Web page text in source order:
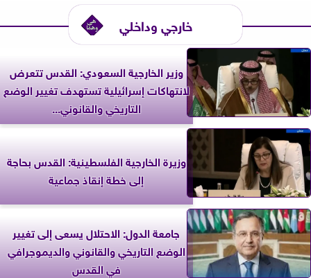
خارجي وداخلي
وزير الخارجية السعودي: القدس تتعرض
لانتهاكات إسرائيلية تستهدف تغيير الوضع
التاريخي والقانوني...
وزيرة الخارجية الفلسطينية: القدس بحاجة
إلى خطة إنقاذ جماعية
جامعة الدول: الاحتلال يسعى إلى تغيير
الوضع التاريخي والقانوني والديموجرافي
في القدس